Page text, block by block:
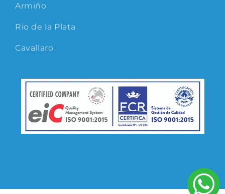
Armiño
Rio de la Plata
Cavallaro